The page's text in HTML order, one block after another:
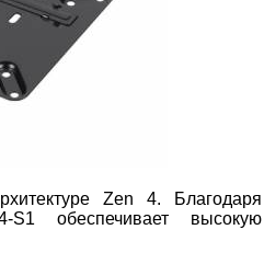
Zen 4. Благодаря
обеспечивает высокую